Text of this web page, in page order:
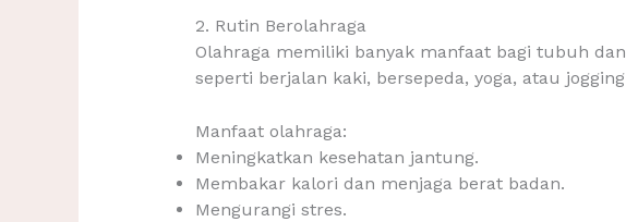
2. Rutin Berolahraga
Olahraga memiliki banyak manfaat bagi tubuh
seperti berjalan kaki, bersepeda, yoga, atau
Manfaat olahraga:
Meningkatkan kesehatan jantung.
Membakar kalori dan menjaga berat badan.
Mengurangi stres.